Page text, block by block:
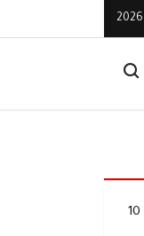
موسكو تؤكد: نحو 10